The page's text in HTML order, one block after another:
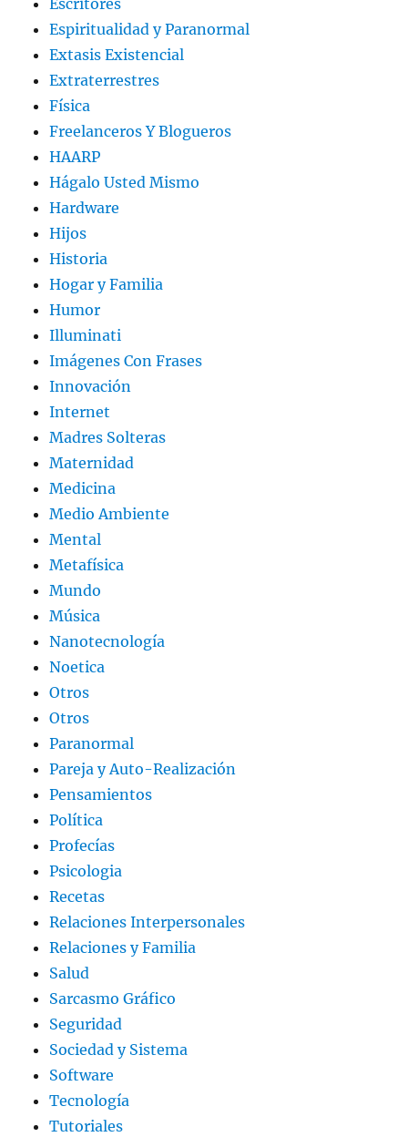
Escritores
Espiritualidad y Paranormal
Extasis Existencial
Extraterrestres
Física
Freelanceros Y Blogueros
HAARP
Hágalo Usted Mismo
Hardware
Hijos
Historia
Hogar y Familia
Humor
Illuminati
Imágenes Con Frases
Innovación
Internet
Madres Solteras
Maternidad
Medicina
Medio Ambiente
Mental
Metafísica
Mundo
Música
Nanotecnología
Noetica
Otros
Otros
Paranormal
Pareja y Auto-Realización
Pensamientos
Política
Profecías
Psicologia
Recetas
Relaciones Interpersonales
Relaciones y Familia
Salud
Sarcasmo Gráfico
Seguridad
Sociedad y Sistema
Software
Tecnología
Tutoriales